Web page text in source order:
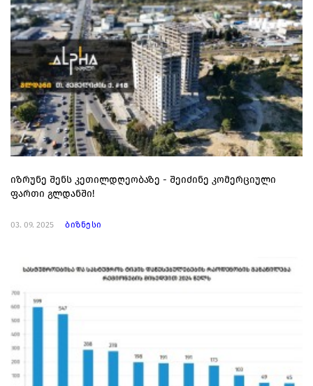
იზრუნე შენს კეთილდღეობაზე - შეიძინე კომერციული
ფართი გლდანში!
03. 09. 2025 ბიზნესი